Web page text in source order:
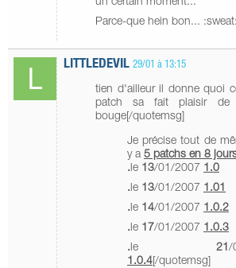
Parce-que hein bon... :sweat:
LITTLEDEVIL 29/01 à 13:15
tien d'ailleur il donne quoi
patch sa fait plaisir
bouge[/quotemsg]
Je précise tout de
y a 5 patchs en 8
. le 13/01/2007 1.0
. le 13/01/2007 1.01
. le 14/01/2007 1.0.2
. le 17/01/2007 1.0.3
. le 21 /
1.0.4 [/quotemsg]